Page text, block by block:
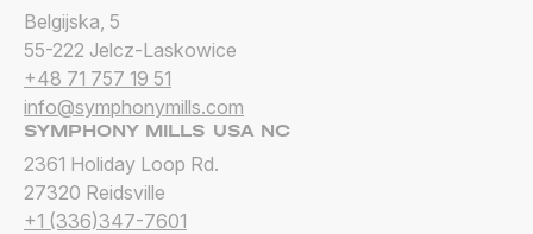
Belgijska, 5
55-222 Jelcz-Laskowice
+48 71 757 19 51
info@symphonymills.com
SYMPHONY MILLS USA NC
2361 Holiday Loop Rd.
27320 Reidsville
+1 (336)347-7601